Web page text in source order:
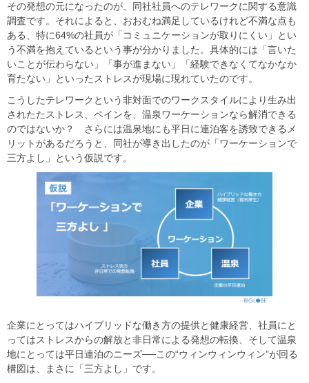
その発想の元になったのが、同社社員へのテレワークに関する意識
調査です。それによると、おおむね満足しているけれど不満な点も
ある、特に64%の社員が「コミュニケーションが取りにくい」とい
う不満を抱えているという事が分かりました。具体的には「言いた
いことが伝わらない」「事が進まない」「経験できなくてなかなか
育たない」といったストレスが現場に現れていたのです。
こうしたテレワークという非対面でのワークスタイルにより生み出
されたたストレス、ペインを、温泉ワーケーションなら解消できる
のではないか？ さらには温泉地にも平日に連泊客を誘致できるメ
リットがあるだろうと、同社が導き出したのが「ワーケーションで
三方よし」という仮説です。
企業にとってはハイブリッドな働き方の提供と健康経営、社員にと
ってはストレスからの解放と非日常による発想の転換、そして温泉
地にとっては平日連泊のニーズ──この“ウィンウィンウィン”が回る
構図は、まさに「三方よし」です。